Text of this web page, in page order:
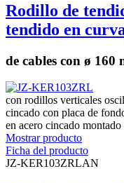
Rodillo de
tendido en
de cables con ø
con rodillos verticales
cincado con placa de
en acero cincado
Mostrar producto
Ficha del producto
JZ-KER103ZRLAN